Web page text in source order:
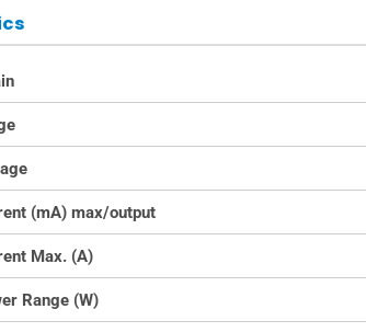
(mA) max/output
Max. (A)
Range (W)